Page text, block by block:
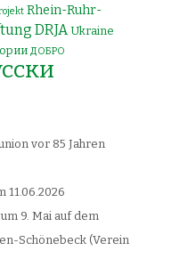
Rhein-Ruhr-
DRJA Ukraine
ДОБРО
vor 85 Jahren
11.06.2026
9. Mai auf dem
Schönebeck (Verein